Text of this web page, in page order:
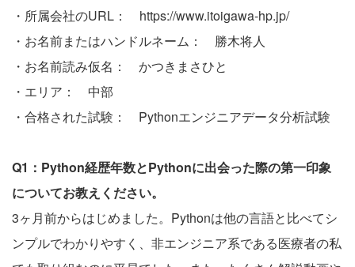
・所属会社のURL： https://www.itoigawa-hp.jp/
・お名前またはハンドルネーム： 勝木将人
・お名前読み仮名： かつきまさひと
・エリア： 中部
・合格された試験： Pythonエンジニアデータ分析試験
Q1：Python経歴年数とPythonに出会った際の第一印象
についてお教えください。
3ヶ月前からはじめました。Pythonは他の言語と比べてシ
ンプルでわかりやすく、非エンジニア系である医療者の私